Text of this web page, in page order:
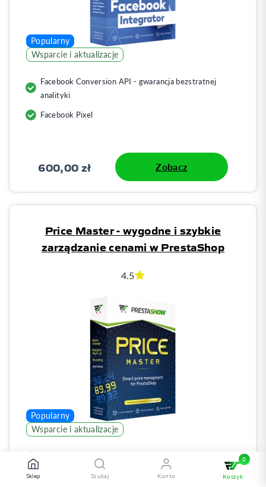
Sklep Szukaj Konto Koszyk
Wsparcie i aktualizacje
Popularny
Facebook Conversion API - gwarancja bezstratnej
analityki
Facebook Pixel
600,00 zł Zobacz
Price Master - wygodne i szybkie
zarządzanie cenami w PrestaShop
4.5
Wsparcie i aktualizacje
Popularny
Inteligentne naliczanie marży oraz narzutu